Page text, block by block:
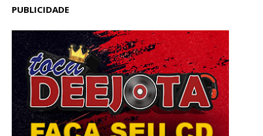
PUBLICIDADE